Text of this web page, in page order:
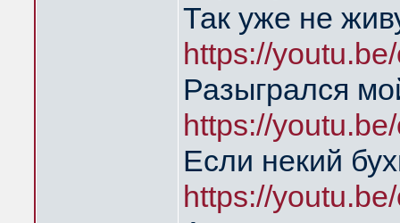
Так уже не
https://
Разыгрался
https://
Если некий
https://